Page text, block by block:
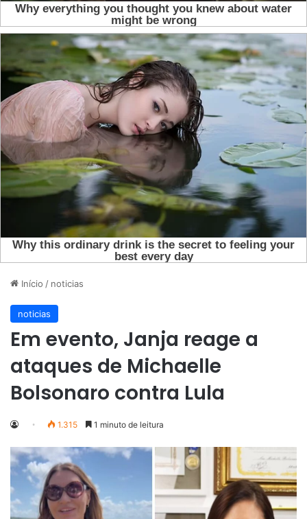
Início / noticias
noticias
Em evento, Janja reage a
ataques de Michaelle
Bolsonaro contra Lula
1.315 1 minuto de leitura